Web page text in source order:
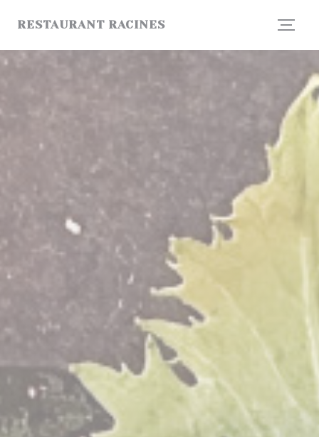
RESTAURANT RACINES